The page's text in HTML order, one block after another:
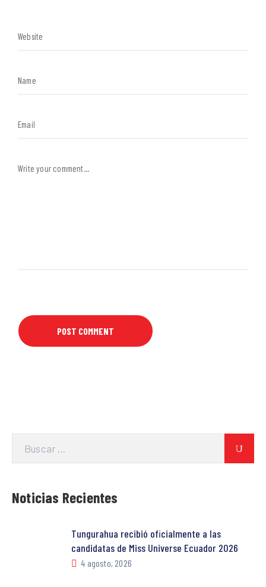
Noticias Recientes
Tungurahua recibió oficialmente a las
candidatas de Miss Universe Ecuador 2026
4 agosto, 2026